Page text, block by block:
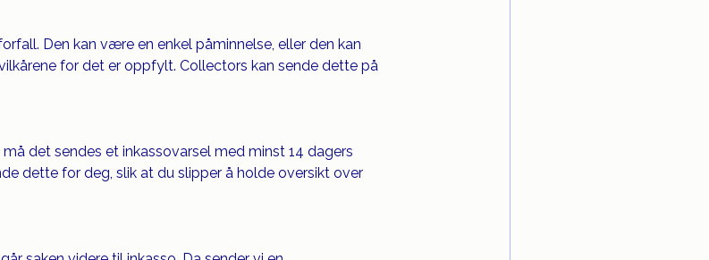
Den kan være en enkel påminnelse, eller den kan
for det er oppfylt. Collectors kan sende dette på
det sendes et inkassovarsel med minst 14 dagers
dette for deg, slik at du slipper å holde oversikt over